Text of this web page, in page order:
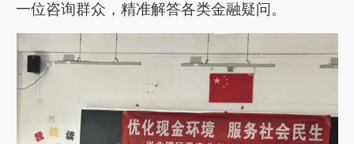
一位咨询群众，精准解答各类金融疑问。